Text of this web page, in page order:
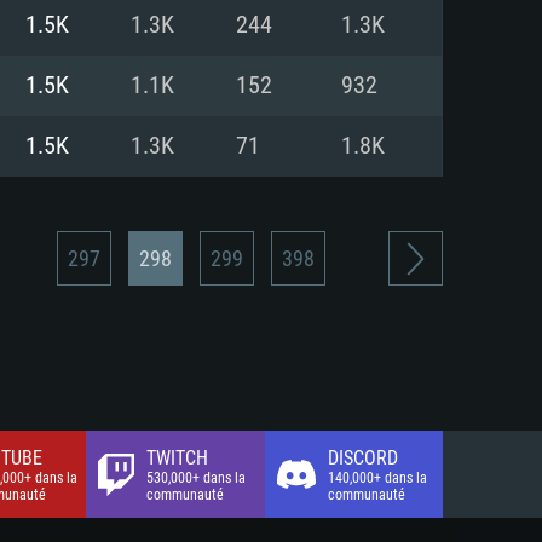
(client complet)
(client complet)
(client complet)
1.5K 1.3K 244 1.3K
1.5K 1.1K 152 932
1.5K 1.3K 71 1.8K
297 298 299 398
dans la
TWITCH
530,000+ dans la
communauté
DISCORD
140,000+ dans la
communauté